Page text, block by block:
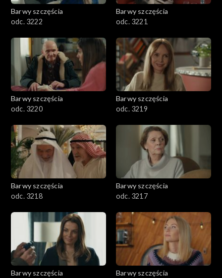
Barwy szczęścia
odc. 3222
Barwy szczęścia
odc. 3221
Barwy szczęścia
odc. 3220
Barwy szczęścia
odc. 3219
Barwy szczęścia
odc. 3218
Barwy szczęścia
odc. 3217
Barwy szczęścia
Barwy szczęścia